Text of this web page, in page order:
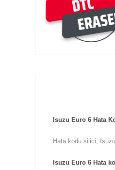
Isuzu Euro 6 Hata
Hata kodu silici,
Isuzu Euro 6 Hata